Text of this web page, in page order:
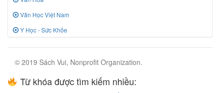
Văn Học Việt Nam
Y Học - Sức Khỏe
© 2019 Sách Vui, Nonprofit Organization.
Từ khóa được tìm kiếm nhiều: